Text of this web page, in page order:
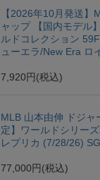
【2026年10月発送】
ャップ 【国内モデル
ルドコレクション
ューエラ/New Era ロ
7,920円 (税込)
MLB 山本由伸 ドジャ
定】ワールドシリー
レプリカ (7/28/26)
77,000円 (税込)